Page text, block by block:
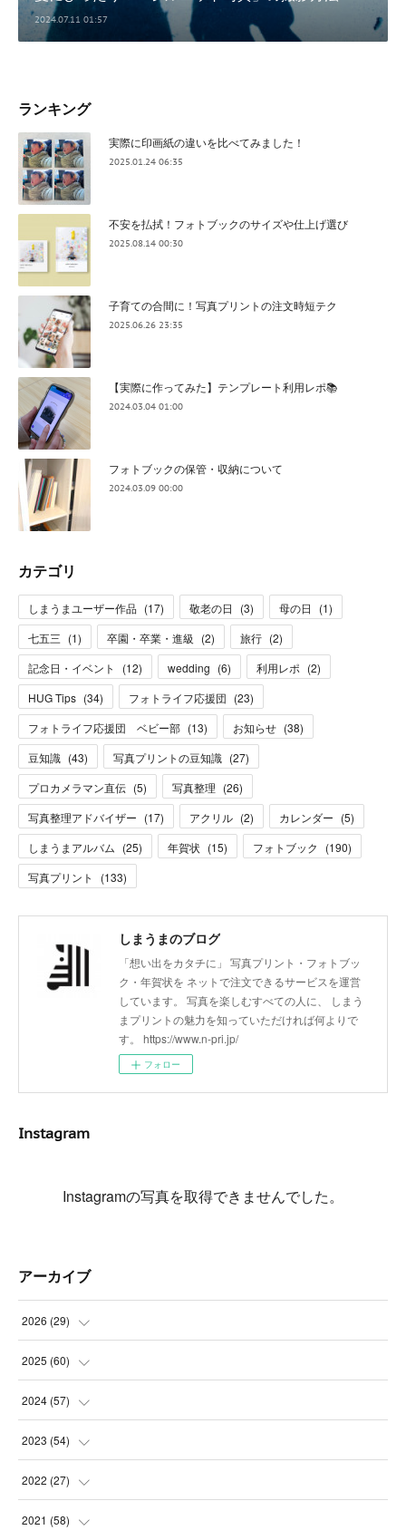
2024.07.11 01:57
ランキング
実際に印画紙の違いを比べてみました！
2025.01.24 06:35
不安を払拭！フォトブックのサイズや仕上げ選び
2025.08.14 00:30
子育ての合間に！写真プリントの注文時短テク
2025.06.26 23:35
【実際に作ってみた】テンプレート利用レポ📚
2024.03.04 01:00
フォトブックの保管・収納について
2024.03.09 00:00
カテゴリ
しまうまユーザー作品 (17) 敬老の日 (3) 母の日 (1)
七五三 (1) 卒園・卒業・進級 (2) 旅行 (2)
記念日・イベント
(12) wedding (6) 利用レポ (2)
HUG Tips (34) フォトライフ応援団 (23)
フォトライフ応援団 ベビー部 (13) お知らせ (38)
豆知識 (43) 写真プリントの豆知識 (27)
プロカメラマン直伝 (5) 写真整理 (26)
写真整理アドバイザー (17) アクリル (2) カレンダー (5)
しまうまアルバム (25) 年賀状 (15) フォトブック (190)
写真プリント
(133)
しまうまのブログ
「想い出をカタチに」 写真プリント・フォトブッ
ク・年賀状を ネットで注文できるサービスを運営
しています。 写真を楽しむすべての人に、 しまう
まプリントの魅力を知っていただければ何よりで
す。 https://www.n-pri.jp/
フォロー
Instagram
Instagramの写真を取得できませんでした。
アーカイブ
2026 (29)
(5
(3
(7
(6
2025 (60)
(3
(3
(3
(2
2024 (57)
(4
(5
(2
2023 (54)
(6
(8
2022 (27)
(1
2021 (58)